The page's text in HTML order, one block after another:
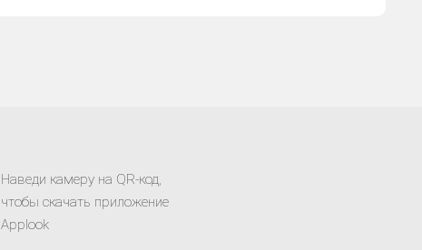
Наведи камеру на QR-код,
чтобы скачать приложение
Applook